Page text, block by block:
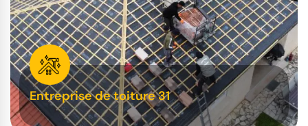
Entreprise de toiture 31